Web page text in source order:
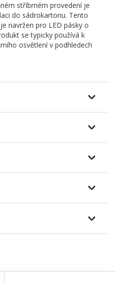
stříbrném provedení je
do sádrokartonu. Tento
navržen pro LED pásky o
se typicky používá k
osvětlení v podhledech